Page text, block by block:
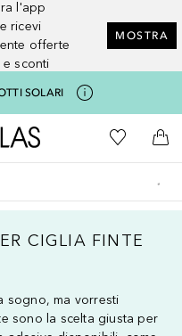
l'app
ricevi
offerte
e sconti
MOSTRA
SOLARI
A Douglas HomeAlla Mia
Al
CIGLIA FINTE
sogno, ma vorresti
sono la scelta giusta per